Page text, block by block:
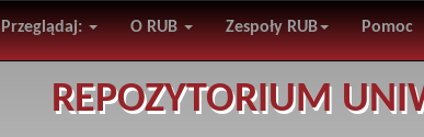
Przeglądaj: O RUB Zespoły RUB Pomoc
REPOZYTORIUM